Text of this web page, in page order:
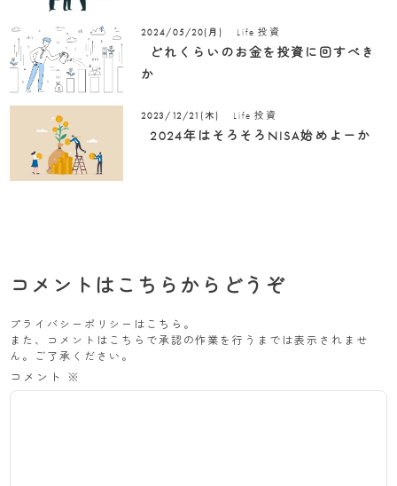
2024/05/20(月) Life 投資
どれくらいのお金を投資に回すべき
か
2023/12/21(木) Life 投資
2024年はそろそろNISA始めよーか
コメントはこちらからどうぞ
プライバシーポリシーは こちら 。
また、コメントはこちらで承認の作業を行うまでは表示されませ
ん。ご了承ください。
コメント ※